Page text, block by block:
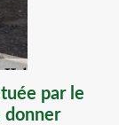
par le
donner